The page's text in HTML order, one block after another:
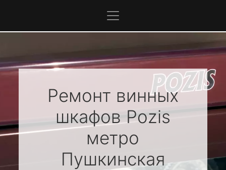
Ремонт винных
шкафовPozis
метро
Пушкинская